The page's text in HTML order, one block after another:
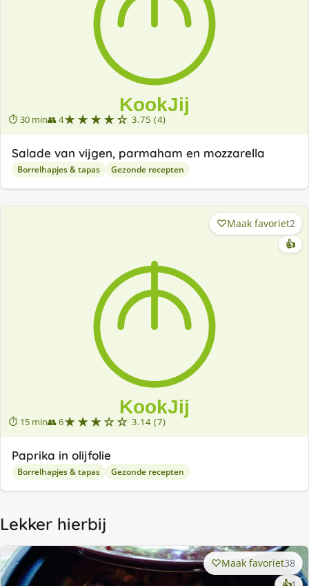
⏱ 30 min👥 4★★★★☆ 3.75 (4)
Salade van vijgen, parmaham en mozzarella
Borrelhapjes & tapas Gezonde recepten
⏱ 15 min👥 6★★★☆☆ 3.14 (7)
Maak favoriet2
👍
Paprika in olijfolie
Borrelhapjes & tapas Gezonde recepten
Lekker hierbij
Maak favoriet38